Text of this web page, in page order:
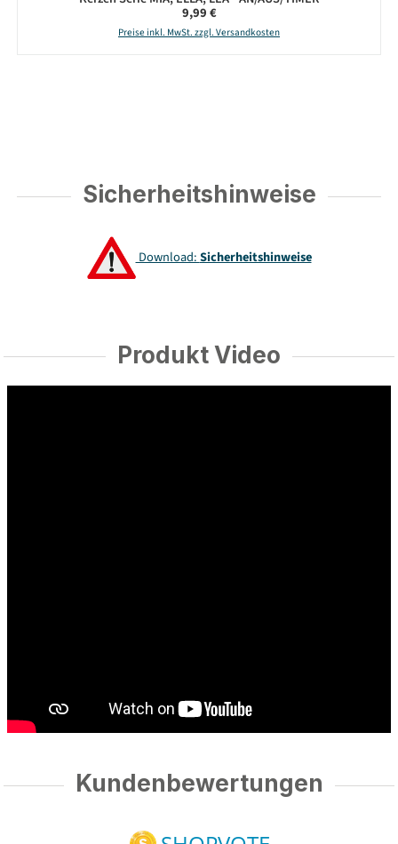
Regulärer Preis:
9,99 €
Preise inkl. MwSt. zzgl. Versandkosten
Sicherheitshinweise
Download:Sicherheitshinweise
Produkt Video
Kundenbewertungen